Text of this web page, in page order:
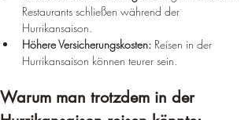
Restaurants schließen während der
Hurrikansaison.
Höhere Versicherungskosten: Reisen in der
Hurrikansaison können teurer sein.
Warum man trotzdem in der